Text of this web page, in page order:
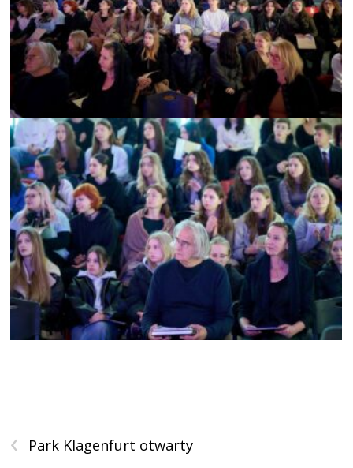
‹ Park Klagenfurt otwarty